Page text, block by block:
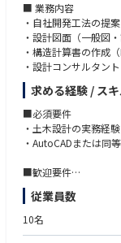
■ 業務内容
・自社開発工法の提
・設計図面（一般図
・構造計算書の作成
・設計コンサルタン
・社内の設計標準化・
・新工法・新製品開発
・現場技術支援
主な取引先：法面専
求める経験 / ス
■必須要件
・土木設計の実務経験
・AutoCADまたは同
■歓迎要件
・基礎構造物（のり
・構造計算ソフト（
・設計コンサルタン
従業員数
10名